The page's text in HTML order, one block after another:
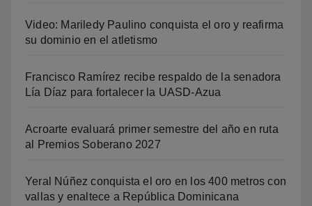
Video: Mariledy Paulino conquista el oro y reafirma
su dominio en el atletismo
Francisco Ramírez recibe respaldo de la senadora
Lía Díaz para fortalecer la UASD-Azua
Acroarte evaluará primer semestre del año en ruta
al Premios Soberano 2027
Yeral Núñez conquista el oro en los 400 metros con
vallas y enaltece a República Dominicana